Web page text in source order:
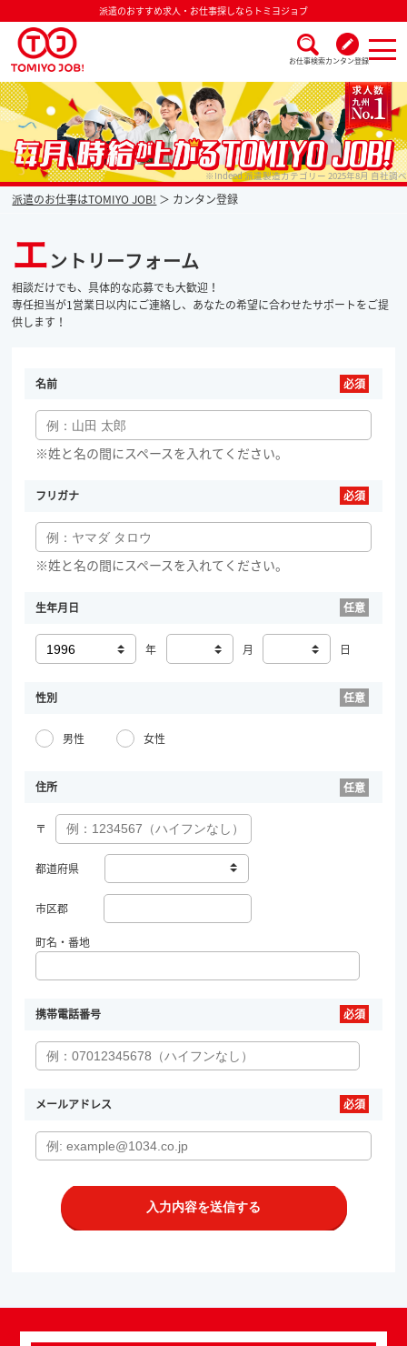
派遣のおすすめ求人・お仕事探しならトミヨジョブ
お仕事検索カンタン登録
派遣なら毎月時給が上がるトミヨジョブ ※Indeed 派遣製造カテゴリー 2025年8月 自社調べ
派遣のお仕事はTOMIYO JOB! カンタン登録
エントリーフォーム
相談だけでも、具体的な応募でも大歓迎！
専任担当が1営業日以内にご連絡し、あなたの希望に合わせたサポートをご提
供します！
名前
※姓と名の間にスペースを入れてください。
フリガナ
※姓と名の間にスペースを入れてください。
生年月日
年 月 日
性別
男性 女性
住所
〒
都道府県
市区郡
町名・番地
携帯電話番号
メールアドレス